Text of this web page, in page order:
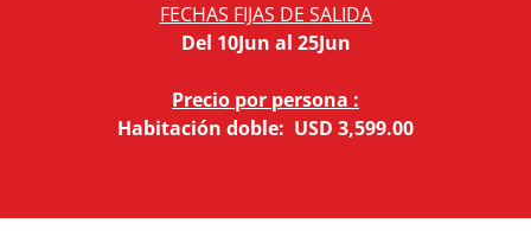
FECHAS FIJAS DE SALIDA
Del 10Jun al 25Jun
Precio por persona :
Habitación doble: USD 3,599.00